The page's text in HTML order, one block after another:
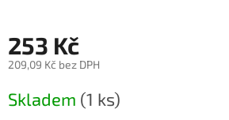
253 Kč
209,09 Kč bez DPH
cena:
Skladem (1 ks)